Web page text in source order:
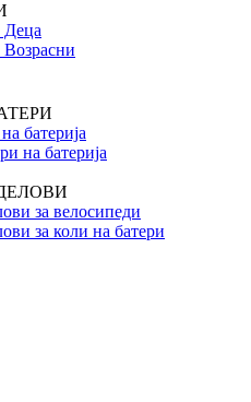
Деца
Возрасни
батерија
на батерија
за велосипеди
за коли на батери